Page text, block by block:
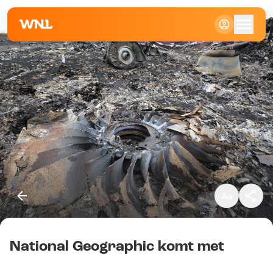
Klein
Standaard
Groot
Kopieer link
National Geographic komt met